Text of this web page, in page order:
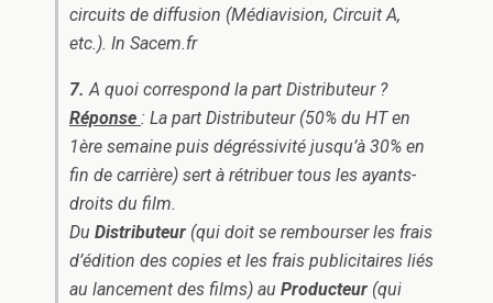
circuits de diffusion (Médiavision, Circuit A,
etc.). In Sacem.fr
7. A quoi correspond la part Distributeur ?
Réponse : La part Distributeur (50% du HT en
1ère semaine puis dégréssivité jusqu’à 30% en
fin de carrière) sert à rétribuer tous les ayants-
droits du film.
Du Distributeur (qui doit se rembourser les frais
d’édition des copies et les frais publicitaires liés
au lancement des films) au Producteur (qui